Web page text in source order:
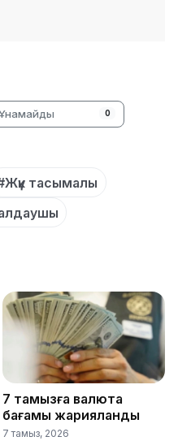
0
тасымалы
7 тамызға валюта
бағамы жарияланды
7 тамыз, 2026